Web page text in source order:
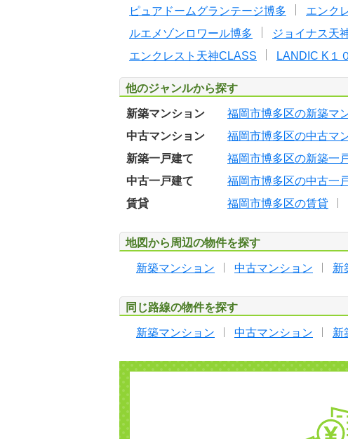
ピュアドームグランテージ博多
エンク
ルエメゾンロワール博多
ジョイナス天
エンクレスト天神CLASS
LANDIC K１
他のジャンルから探す
新築マンション 福岡市博多区の新築マ
中古マンション
福岡市博多区の中古マ
新築一戸建て
福岡市博多区の新築一
中古一戸建て
福岡市博多区の中古一
賃貸
福岡市博多区の賃貸
地図から周辺の物件を探す
新築マンション 中古マンション 新
同じ路線の物件を探す
新築マンション 中古マンション 新